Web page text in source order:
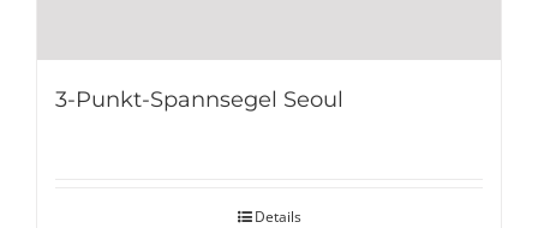
3-Punkt-Spannsegel Seoul
Details